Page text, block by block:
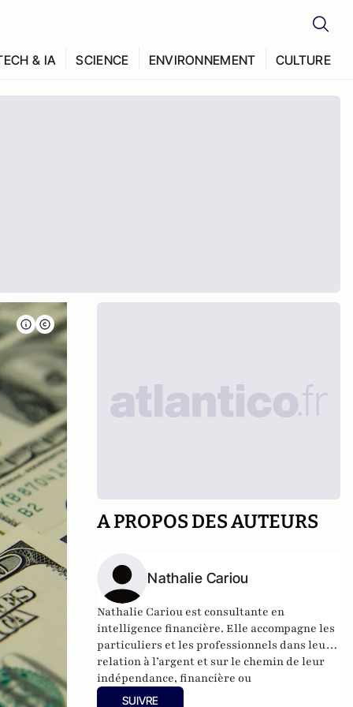
& IA SCIENCE ENVIRONNEMENT CULTURE
A PROPOS DES AUTEURS
Nathalie Cariou
Nathalie Cariou est consultante en
intelligence financière. Elle accompagne les
particuliers et les professionnels dans leur
relation à l’argent et sur le chemin de leur
indépendance, financière ou
professionnelle. Elle est l’auteur de deux
SUIVRE